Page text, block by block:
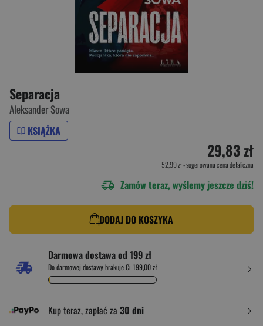
Separacja
Aleksander Sowa
KSIĄŻKA
29,83 zł
52,99 zł- sugerowana cena detaliczna
Zamów teraz, wyślemy jeszcze dziś!
DODAJ DO KOSZYKA
Darmowa dostawa od 199 zł
Do darmowej dostawy brakuje Ci 199,00 zł
Kup teraz, zapłać za 30 dni